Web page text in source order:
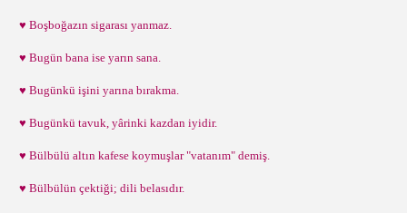
♥ Boşboğazın sigarası yanmaz.
♥ Bugün bana ise yarın sana.
♥ Bugünkü işini yarına bırakma.
♥ Bugünkü tavuk, yârinki kazdan iyidir.
♥ Bülbülü altın kafese koymuşlar "vatanım" demiş.
♥ Bülbülün çektiği; dili belasıdır.